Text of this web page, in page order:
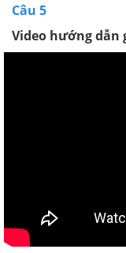
Câu 5
Video hướng dẫn